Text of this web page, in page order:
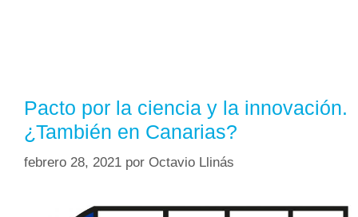
Pacto por la ciencia y la innovación.
¿También en Canarias?
febrero 28, 2021 por Octavio Llinás